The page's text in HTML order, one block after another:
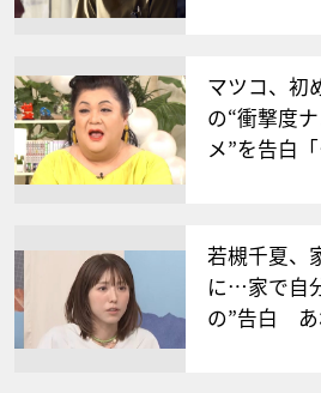
マツコ、初
の“衝撃度
メ”を告白
若槻千夏、
に…家で自
の”告白